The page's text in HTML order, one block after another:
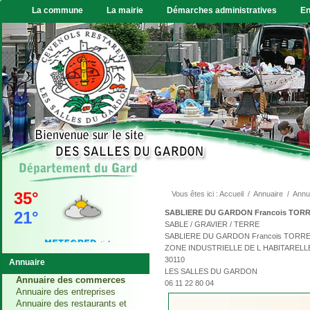
La commune La mairie Démarches administratives
Vous êtes ici : Accueil / Annuaire /
SABLIERE DU GARDON Francois
SABLE / GRAVIER / TERRE
SABLIERE DU GARDON Francois
ZONE INDUSTRIELLE DE L
30110
LES SALLES DU GARDON
06 11 22 80 04
Annuaire
Annuaire des commerces
Annuaire des entreprises
Annuaire des restaurants et
VIDE GRENIER
Le vide grenier, gratuit,
sans incription aura lieu le